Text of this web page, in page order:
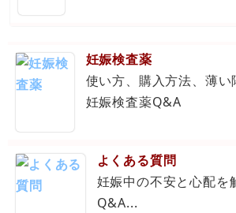
妊娠検査薬
使い方、購入方法、薄い
妊娠検査薬Q&A
よくある質問
妊娠中の不安と心配を
Q&A...